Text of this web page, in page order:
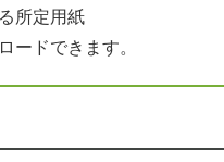
所定用紙
ードできます。